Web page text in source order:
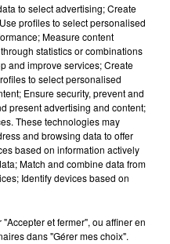
aventure en Grenat
plusieurs cinémas lorrains...
arnaque lors de visite à...
ouvrent aujourd’hui
to select advertising; Create
profiles to select personalised
Measure content
statistics or combinations
and improve services; Create
to select personalised
Ensure security, prevent and
present advertising and content;
These technologies may
and browsing data to offer
based on information actively
Match and combine data from
Identify devices based on
et fermer", ou affiner en
dans "Gérer mes choix".